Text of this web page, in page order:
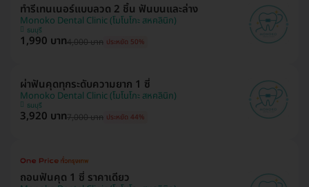
ทำรีเทนเนอร์แบบลวด 2 ชิ้น ฟันบนและล่าง
Monoko Dental Clinic (โมโนโกะ สหคลินิก)
ธนบุรี
1,990 บาท4,000 บาท ประหยัด 50%
ผ่าฟันคุดทุกระดับความยาก 1 ซี่
Monoko Dental Clinic (โมโนโกะ สหคลินิก)
ธนบุรี
3,920 บาท7,000 บาท ประหยัด 44%
ถอนฟันคุด 1 ซี่ ราคาเดียว